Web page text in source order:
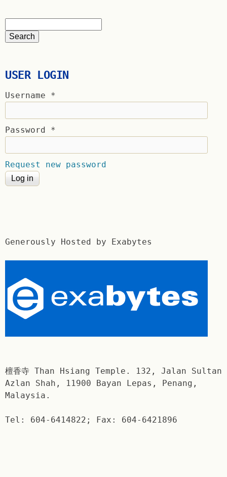
USER LOGIN
Username *
Password *
Request new password
Generously Hosted by Exabytes
檀香寺 Than Hsiang Temple. 132, Jalan Sultan
Azlan Shah, 11900 Bayan Lepas, Penang,
Malaysia.
Tel: 604-6414822; Fax: 604-6421896